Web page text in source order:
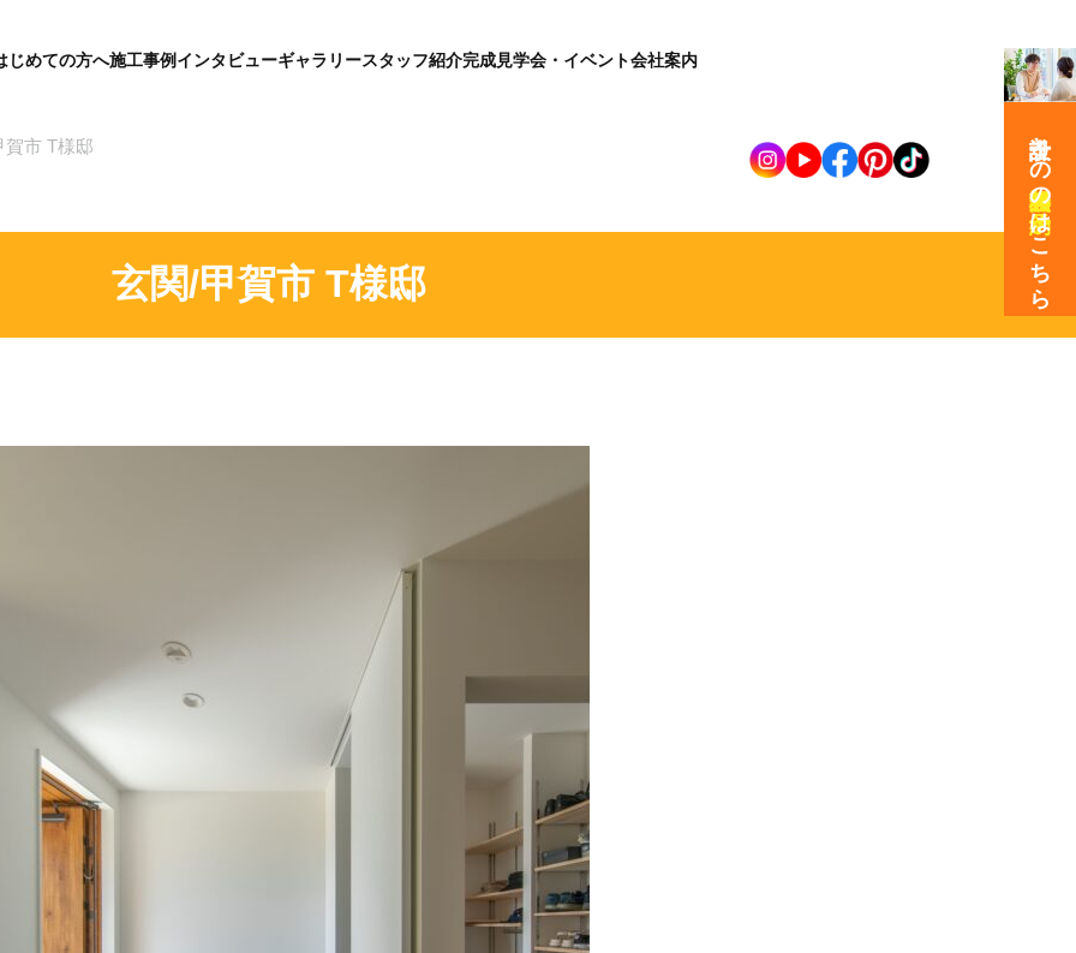
ル
じめての方へ施工事例インタビューギャラリースタッフ紹介完成見学会・イベント会社案内
賀市 T様邸
玄関/甲賀市 T様邸
設計士との
の
はこちら